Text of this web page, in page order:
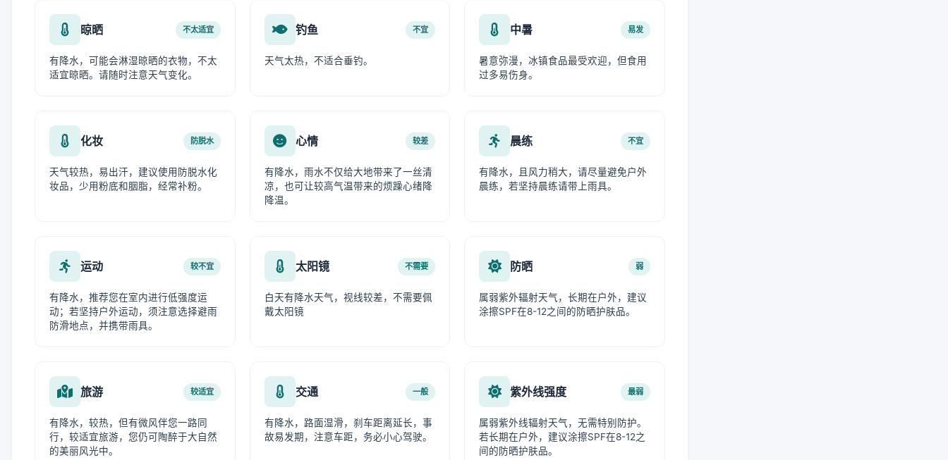
晾晒 不太适宜
有降水，可能会淋湿晾晒的衣物，不太
适宜晾晒。请随时注意天气变化。
钓鱼 不宜
天气太热，不适合垂钓。
中暑 易发
暑意弥漫，冰镇食品最受欢迎，但食用
过多易伤身。
化妆 防脱水
天气较热，易出汗，建议使用防脱水化
妆品，少用粉底和胭脂，经常补粉。
心情 较差
有降水，雨水不仅给大地带来了一丝清
凉，也可让较高气温带来的烦躁心绪降
降温。
晨练 不宜
有降水，且风力稍大，请尽量避免户外
晨练，若坚持晨练请带上雨具。
运动 较不宜
有降水，推荐您在室内进行低强度运
动；若坚持户外运动，须注意选择避雨
防滑地点，并携带雨具。
太阳镜 不需要
白天有降水天气，视线较差，不需要佩
戴太阳镜
防晒 弱
属弱紫外辐射天气，长期在户外，建议
涂擦SPF在8-12之间的防晒护肤品。
旅游 较适宜
有降水，较热，但有微风伴您一路同
行，较适宜旅游，您仍可陶醉于大自然
的美丽风光中。
交通 一般
有降水，路面湿滑，刹车距离延长，事
故易发期，注意车距，务必小心驾驶。
紫外线强度 最弱
属弱紫外线辐射天气，无需特别防护。
若长期在户外，建议涂擦SPF在8-12之
间的防晒护肤品。